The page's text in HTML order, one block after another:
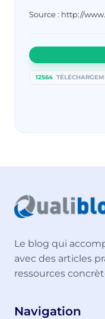
Source : http://
12564
Le blog qui
avec des articles
ressources
Navigation